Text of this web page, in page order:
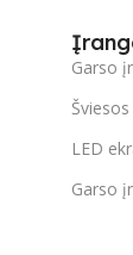
Garso
LED
Garso